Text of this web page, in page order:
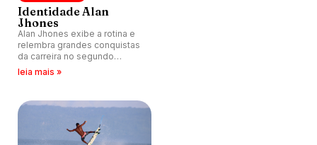
Identidade Alan
Jhones
Alan Jhones exibe a rotina e
relembra grandes conquistas
da carreira no segundo
episódio da série Identidade.
leia mais »